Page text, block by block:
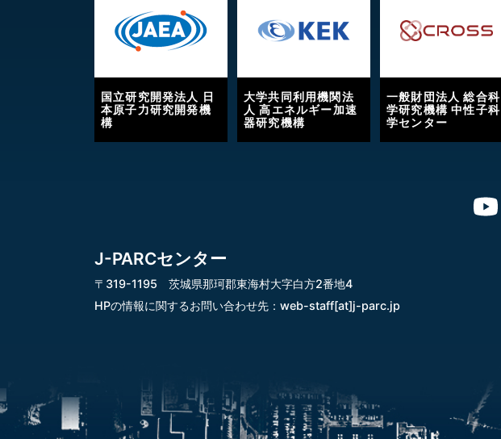
国立研究開発法人 日
本原子力研究開発機
構
大学共同利用機関法
人 高エネルギー加速
器研究機構
一般財団法人 総合科
学研究機構 中性子科
学センター
J-PARCセンター
〒319-1195 茨城県那珂郡東海村大字白方2番地4
HPの情報に関するお問い合わせ先： web-staff[at]j-parc.jp